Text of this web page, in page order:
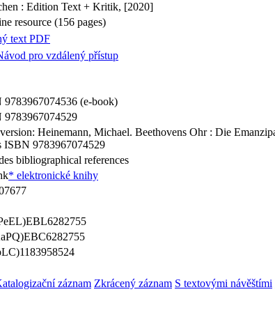
: Edition Text + Kritik, [2020]
resource (156 pages)
text PDF
pro vzdálený přístup
9783967074536 (e-book)
9783967074529
Heinemann, Michael. Beethovens Ohr : Die
ISBN 9783967074529
bibliographical references
* elektronické knihy
záznam Zkrácený záznam S textovými návěštími